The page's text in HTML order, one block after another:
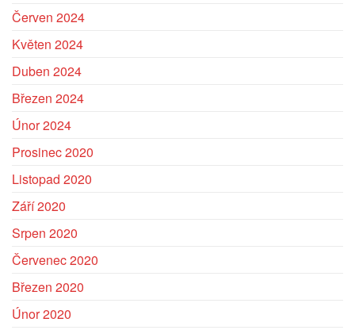
Červen 2024
Květen 2024
Duben 2024
Březen 2024
Únor 2024
Prosinec 2020
Listopad 2020
Září 2020
Srpen 2020
Červenec 2020
Březen 2020
Únor 2020